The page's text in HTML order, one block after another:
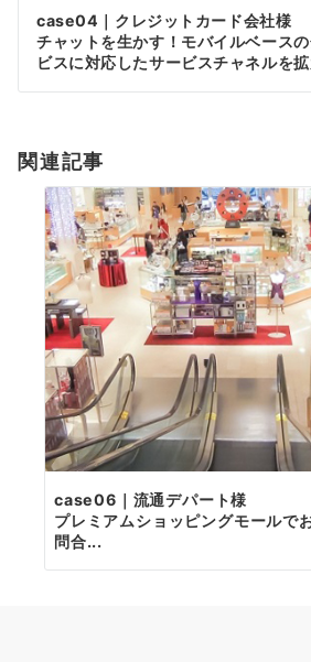
ゲ
ー
シ
ン
case04｜クレジットカード会社様
チャットを生かす！モバイルベース
ビスに対応したサービスチャネルを
関連記事
case06｜流通デパート様
プレミアムショッピングモールで
問合...